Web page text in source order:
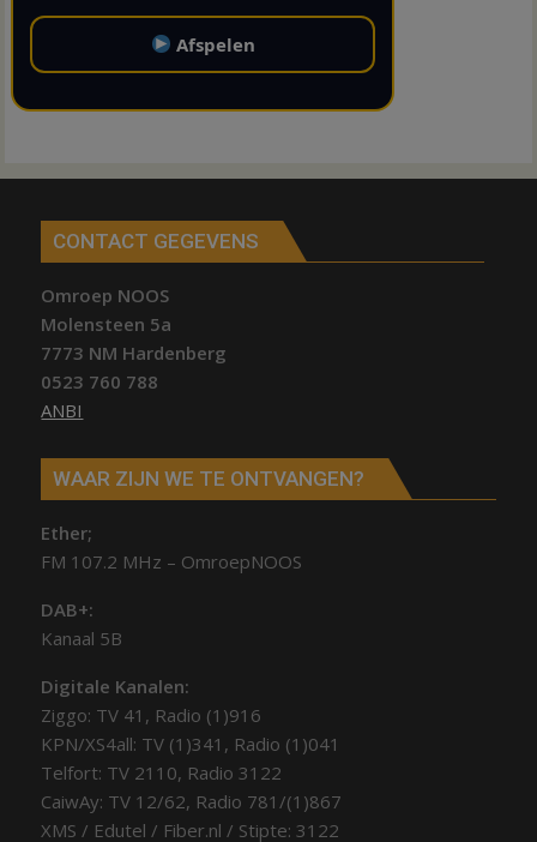
Afspelen
CONTACT GEGEVENS
Omroep NOOS
Molensteen 5a
7773 NM Hardenberg
0523 760 788
ANBI
WAAR ZIJN WE TE ONTVANGEN?
Ether;
FM 107.2 MHz – OmroepNOOS
DAB+:
Kanaal 5B
Digitale Kanalen:
Ziggo: TV 41, Radio (1)916
KPN/XS4all: TV (1)341, Radio (1)041
Telfort: TV 2110, Radio 3122
CaiwAy: TV 12/62, Radio 781/(1)867
XMS / Edutel / Fiber.nl / Stipte: 3122